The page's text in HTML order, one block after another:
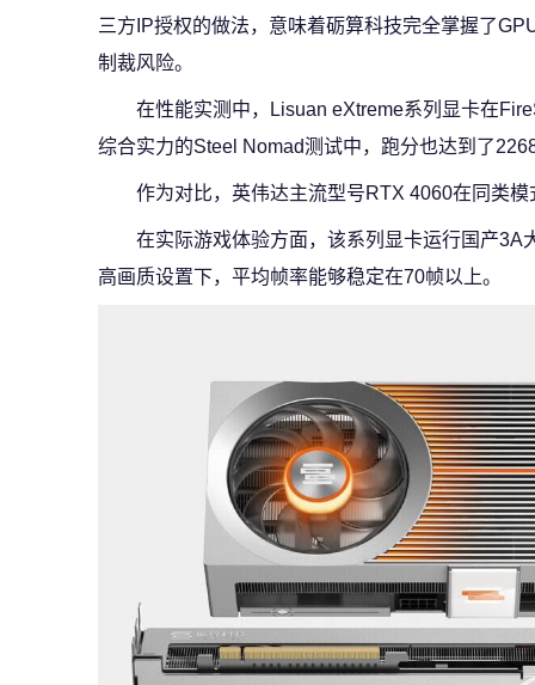
三方IP授权的做法，意味着砺算科技完全掌握了
制裁风险。
在性能实测中，Lisuan eXtreme系列显卡在
综合实力的Steel Nomad测试中，跑分也达到了
作为对比，英伟达主流型号RTX 4060在同类
在实际游戏体验方面，该系列显卡运行国产3A
高画质设置下，平均帧率能够稳定在70帧以上。